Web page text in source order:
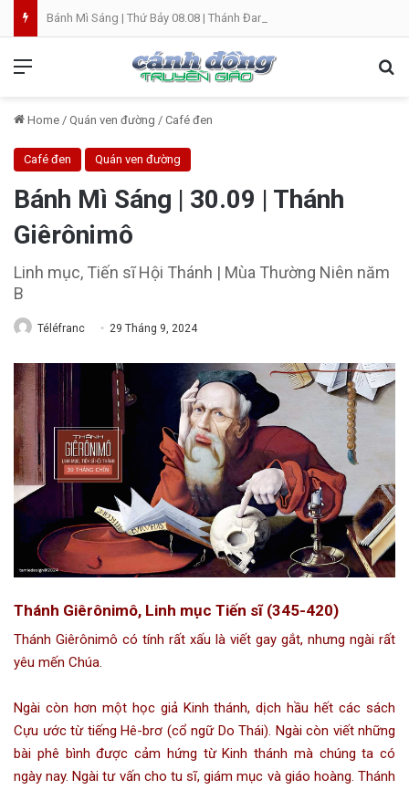
Bánh Mì Sáng | Thứ Bảy 08.08 | Thánh Đaminh, Linh mục
Home / Quán ven đường / Café đen
Café đen Quán ven đường
Bánh Mì Sáng | 30.09 | Thánh
Giêrônimô
Linh mục, Tiến sĩ Hội Thánh | Mùa Thường Niên năm
B
Téléfranc 29 Tháng 9, 2024
Thánh Giêrônimô, Linh mục Tiến sĩ (345-420)
Thánh Giêrônimô có tính rất xấu là viết gay gắt, nhưng ngài rất
yêu mến Chúa.
Ngài còn hơn một học giả Kinh thánh, dịch hầu hết các sách
Cựu ước từ tiếng Hê-brơ (cổ ngữ Do Thái). Ngài còn viết những
bài phê bình được cảm hứng từ Kinh thánh mà chúng ta có
ngày nay. Ngài tư vấn cho tu sĩ, giám mục và giáo hoàng. Thánh